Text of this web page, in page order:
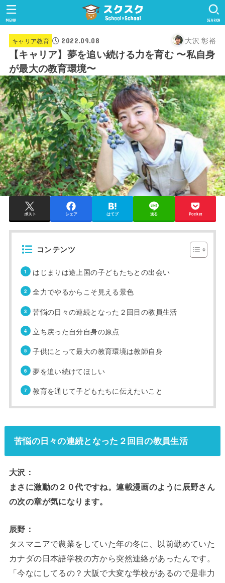
SEARCH
MENU
キャリア教育 2022.09.08 大沢 彰裕
【キャリア】夢を追い続ける力を育む 〜私自身
が最大の教育環境〜
ポスト シェア はてブ 送る Pocket
コンテンツ
はじまりは途上国の子どもたちとの出会い
全力でやるからこそ見える景色
苦悩の日々の連続となった２回目の教員生活
立ち戻った自分自身の原点
子供にとって最大の教育環境は教師自身
夢を追い続けてほしい
教育を通じて子どもたちに伝えたいこと
苦悩の日々の連続となった２回目の教員生活
大沢：
まさに激動の２０代ですね。連載漫画のように辰野さん
の次の章が気になります。
辰野：
タスマニアで農業をしていた年の冬に、以前勤めていた
カナダの日本語学校の方から突然連絡があったんです。
「今なにしてるの？大阪で大変な学校があるので是非力